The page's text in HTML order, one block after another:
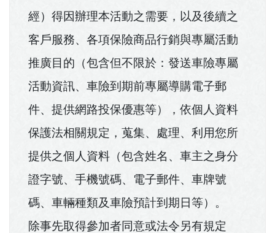
經）得因辦理本活動之需要，以及後續之
客戶服務、各項保險商品行銷與專屬活動
推廣目的（包含但不限於：發送車險專屬
活動資訊、車險到期前專屬導購電子郵
件、提供網路投保優惠等），依個人資料
保護法相關規定，蒐集、處理、利用您所
提供之個人資料（包含姓名、車主之身分
證字號、手機號碼、電子郵件、車牌號
碼、車輛種類及車險預計到期日等）。
除事先取得參加者同意或法令另有規定